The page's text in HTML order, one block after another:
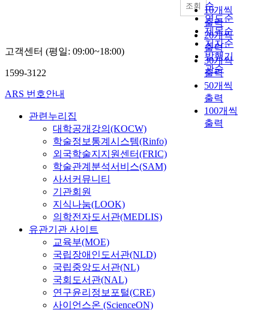
순
연도순
제목순
저자순
발행기
관순
10개씩
출력
20개씩
출력
30개씩
출력
50개씩
출력
100개씩
출력
조회
고객센터 (평일: 09:00~18:00)
1599-3122
ARS 번호안내
관련누리집
대학공개강의(KOCW)
학술정보통계시스템(Rinfo)
외국학술지지원센터(FRIC)
학술관계분석서비스(SAM)
사서커뮤니티
기관회원
지식나눔(LOOK)
의학전자도서관(MEDLIS)
유관기관 사이트
교육부(MOE)
국립장애인도서관(NLD)
국립중앙도서관(NL)
국회도서관(NAL)
연구윤리정보포털(CRE)
사이언스온 (ScienceON)